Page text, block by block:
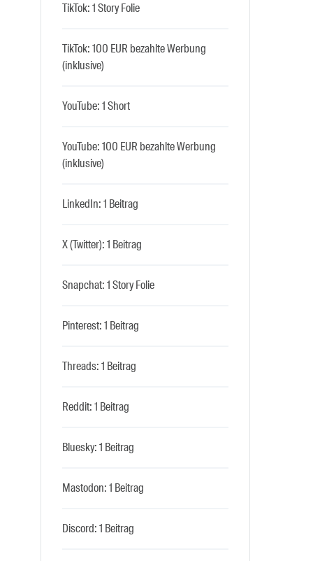
TikTok: 1 Story Folie
TikTok: 100 EUR bezahlte Werbung
(inklusive)
YouTube: 1 Short
YouTube: 100 EUR bezahlte Werbung
(inklusive)
LinkedIn: 1 Beitrag
X (Twitter): 1 Beitrag
Snapchat: 1 Story Folie
Pinterest: 1 Beitrag
Threads: 1 Beitrag
Reddit: 1 Beitrag
Bluesky: 1 Beitrag
Mastodon: 1 Beitrag
Discord: 1 Beitrag